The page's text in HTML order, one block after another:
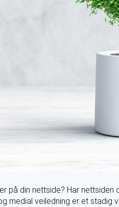
på din nettside? Har
medial veiledning er et